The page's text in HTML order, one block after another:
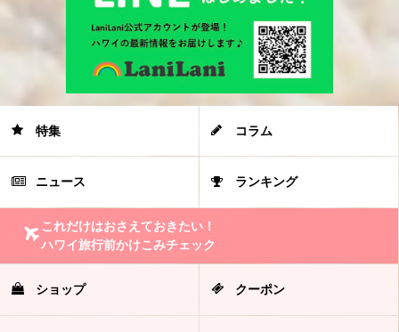
特集 コラム
ニュース ランキング
これだけはおさえておきたい！
ハワイ旅行前かけこみチェック
ショップ クーポン